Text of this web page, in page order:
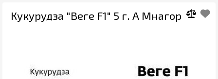
Кукурудза "Веге F1" 5 г. А Мнагор